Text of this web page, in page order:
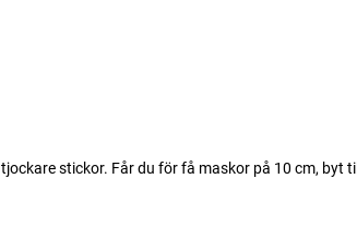
stickor. Får du för få maskor på 10 cm, byt till